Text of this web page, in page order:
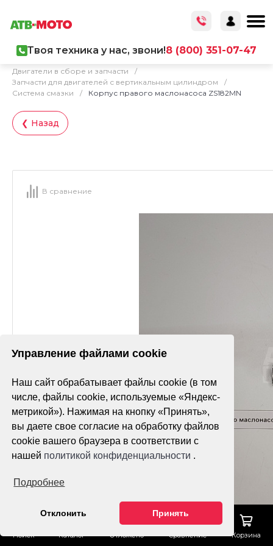
Управление файлами cookie
Наш сайт обрабатывает файлы cookie (в том
числе, файлы cookie, используемые «Яндекс-
метрикой»). Нажимая на кнопку «Принять»,
вы даете свое согласие на обработку файлов
cookie вашего браузера в соответствии с
нашей политикой конфиденциальности .
Подробнее
Отклонить Принять
Поиск Каталог Отложено Сравнение Корзина
Твоя техника у нас, звони!8 (800) 351-07-47
Двигатели в сборе и запчасти
/
Запчасти для двигателей с вертикальным цилиндром
/
Система смазки
/ Корпус правого маслонасоса ZS182MN
❮ Назад
В сравнение